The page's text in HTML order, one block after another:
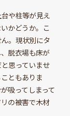
や柱等が見え
かどうか。こ
。現状別にタ
脱衣場も床が
思っていませ
ともありま
吸ってしまって
の被害で木材